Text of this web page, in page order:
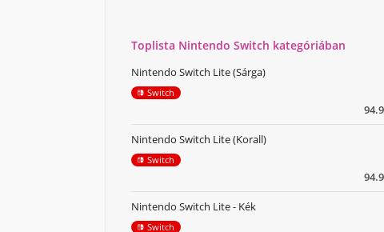
Toplista Nintendo Switch kategóriában
Nintendo Switch Lite (Sárga)
Switch
Nintendo Switch Lite (Korall)
Switch
Nintendo Switch Lite - Kék
Switch